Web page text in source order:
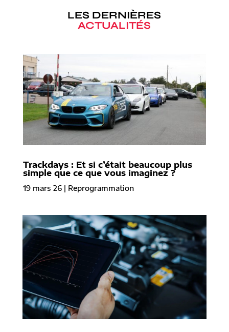
LES DERNIÈRES
ACTUALITÉS
Trackdays : Et si c’était beaucoup plus
simple que ce que vous imaginez ?
19 mars 26| Reprogrammation